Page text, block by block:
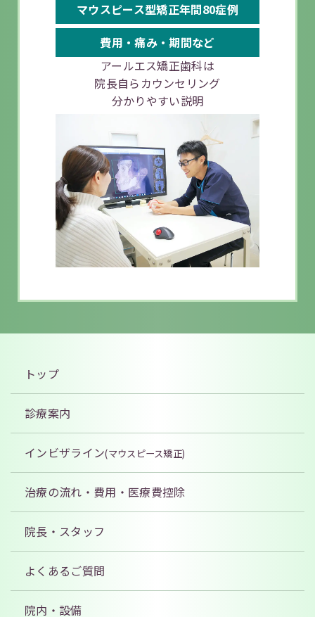
マウスピース型矯正年間80症例
費用・痛み・期間など
アールエス矯正歯科は
院長自らカウンセリング
分かりやすい説明
トップ
診療案内
インビザライン(マウスピース矯正)
治療の流れ・費用 ・医療費控除
院長・スタッフ
よくあるご質問
院内・設備